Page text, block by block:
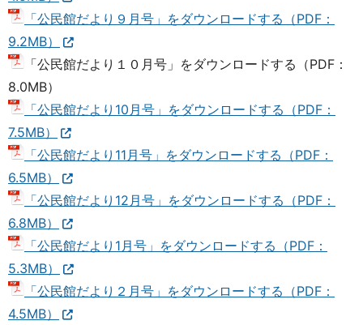
「公民館だより９月号」をダウンロードする（PDF：
9.2MB）
「公民館だより１０月号」をダウンロードする（PDF：
8.0MB）
「公民館だより10月号」をダウンロードする（PDF：
7.5MB）
「公民館だより11月号」をダウンロードする（PDF：
6.5MB）
「公民館だより12月号」をダウンロードする（PDF：
6.8MB）
「公民館だより1月号」をダウンロードする（PDF：
5.3MB）
「公民館だより２月号」をダウンロードする（PDF：
4.5MB）